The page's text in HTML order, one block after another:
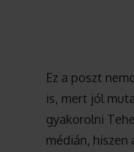
Ez a poszt
is, mert jól
gyakorolni
médián,